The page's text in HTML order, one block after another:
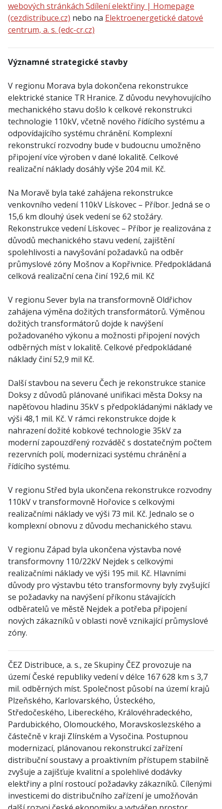
webových stránkách Sdílení elektřiny | Homepage
(cezdistribuce.cz) nebo na Elektroenergetické datové
centrum, a. s. (edc-cr.cz)
Významné strategické stavby
V regionu Morava byla dokončena rekonstrukce
elektrické stanice TR Hranice. Z důvodu nevyhovujícího
mechanického stavu došlo k celkové rekonstrukci
technologie 110kV, včetně nového řídícího systému a
odpovídajícího systému chránění. Komplexní
rekonstrukcí rozvodny bude v budoucnu umožněno
připojení více výroben v dané lokalitě. Celkové
realizační náklady dosáhly výše 204 mil. Kč.
Na Moravě byla také zahájena rekonstrukce
venkovního vedení 110kV Lískovec – Příbor. Jedná se o
15,6 km dlouhý úsek vedení se 62 stožáry.
Rekonstrukce vedení Lískovec – Příbor je realizována z
důvodů mechanického stavu vedení, zajištění
spolehlivosti a navyšování požadavků na odběr
průmyslové zóny Mošnov a Kopřivnice. Předpokládaná
celková realizační cena činí 192,6 mil. Kč
V regionu Sever byla na transformovně Oldřichov
zahájena výměna dožitých transformátorů. Výměnou
dožitých transformátorů dojde k navýšení
požadovaného výkonu a možnosti připojení nových
odběrných míst v lokalitě. Celkové předpokládané
náklady činí 52,9 mil Kč.
Další stavbou na severu Čech je rekonstrukce stanice
Doksy z důvodů plánované unifikaci města Doksy na
napěťovou hladinu 35kV s předpokládanými náklady ve
výši 48,1 mil. Kč. V rámci rekonstrukce dojde k
nahrazení dožité kobkové technologie 35kV za
moderní zapouzdřený rozváděč s dostatečným počtem
rezervních polí, modernizaci systému chránění a
řídícího systému.
V regionu Střed byla ukončena rekonstrukce rozvodny
110kV v transformovně Hořovice s celkovými
realizačními náklady ve výši 73 mil. Kč. Jednalo se o
komplexní obnovu z důvodu mechanického stavu.
V regionu Západ byla ukončena výstavba nové
transformovny 110/22kV Nejdek s celkovými
realizačními náklady ve výši 195 mil. Kč. Hlavními
důvody pro výstavbu této transformovny byly zvyšující
se požadavky na navýšení příkonu stávajících
odběratelů ve městě Nejdek a potřeba připojení
nových zákazníků v oblasti nově vznikající průmyslové
zóny.
ČEZ Distribuce, a. s., ze Skupiny ČEZ provozuje na
území České republiky vedení v délce 167 628 km s 3,7
mil. odběrných míst. Společnost působí na území krajů
Plzeňského, Karlovarského, Ústeckého,
Středočeského, Libereckého, Královéhradeckého,
Pardubického, Olomouckého, Moravskoslezského a
částečně v kraji Zlínském a Vysočina. Postupnou
modernizací, plánovanou rekonstrukcí zařízení
distribuční soustavy a proaktivním přístupem stabilně
zvyšuje a zajišťuje kvalitní a spolehlivé dodávky
elektřiny a plní rostoucí požadavky zákazníků. Cílenými
investicemi do distribučního zařízení je umožňován